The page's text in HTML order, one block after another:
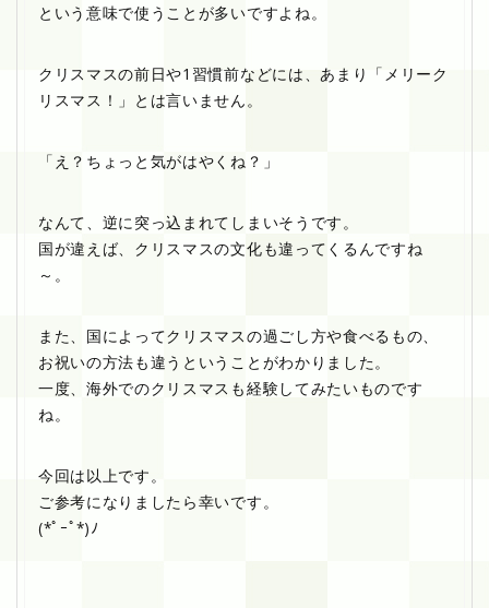
という意味で使うことが多いですよね。
クリスマスの前日や1習慣前などには、あまり「メリーク
リスマス！」とは言いません。
「え？ちょっと気がはやくね？」
なんて、逆に突っ込まれてしまいそうです。
国が違えば、クリスマスの文化も違ってくるんですね
～。
また、国によってクリスマスの過ごし方や食べるもの、
お祝いの方法も違うということがわかりました。
一度、海外でのクリスマスも経験してみたいものです
ね。
今回は以上です。
ご参考になりましたら幸いです。
(*ﾟｰﾟ*)ﾉ